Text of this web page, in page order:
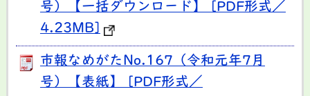
号）【一括ダウンロード】 [PDF形式／
4.23MB]
市報なめがたNo.167（令和元年7月
号）【表紙】 [PDF形式／